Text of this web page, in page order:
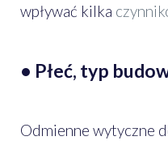
wpływać kilka
• Płeć, typ
Odmienne wytyczne